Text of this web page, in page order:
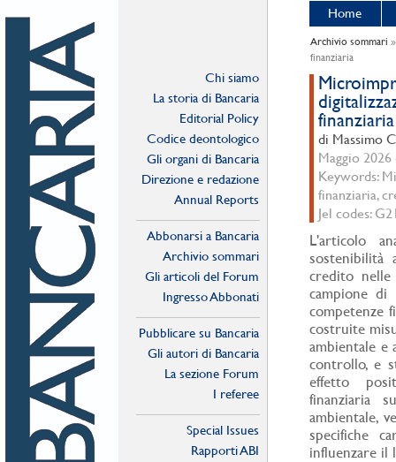
Chi siamo
La storia di Bancaria
Editorial Policy
Codice deontologico
Gli organi di Bancaria
Direzione e redazione
Annual Reports
Abbonarsi a Bancaria
Archivio sommari
Gli articoli del Forum
Ingresso Abbonati
Pubblicare su Bancaria
Gli autori di Bancaria
La sezione Forum
I referee
Special Issues
Rapporti ABI
Home
Archivio sommari
finanziaria
finanziaria
di Massimo
Maggio 2026
Keywords:
finanziaria,
Jel codes:
L'articolo
sostenibilità
credito nelle
campione di
competenze
costruite
ambientale e
controllo, e
effetto
finanziaria
ambientale,
specifiche
influenzare il